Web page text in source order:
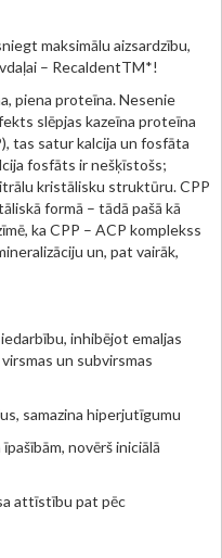
maksimālu aizsardzību,
– RecaldentTM*!
piena proteīna. Nesenie
slēpjas kazeīna proteīna
tas satur kalcija un fosfāta
fosfāts ir nešķīstošs;
kristālisku struktūru. CPP
formā – tādā pašā kā
ka CPP – ACP komplekss
un, pat vairāk,
inhibējot emaljas
un subvirsmas
samazina hiperjutīgumu
novērš iniciālā
attīstību pat pēc